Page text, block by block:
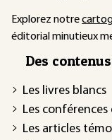
Explorez notre
éditorial minutieux
Des
Les livres blancs
Les
Les articles